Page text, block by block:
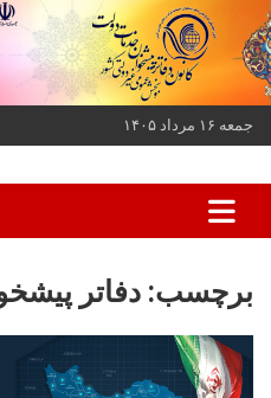
به
محتوا
بروید
جمعه ۱۶ مرداد ۱۴۰۵
کانون دفاتر
برچسب: دفاتر